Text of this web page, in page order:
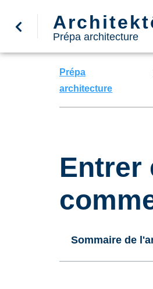
Prépa architecture
Prépa
architecture
Entrer
Sommaire de